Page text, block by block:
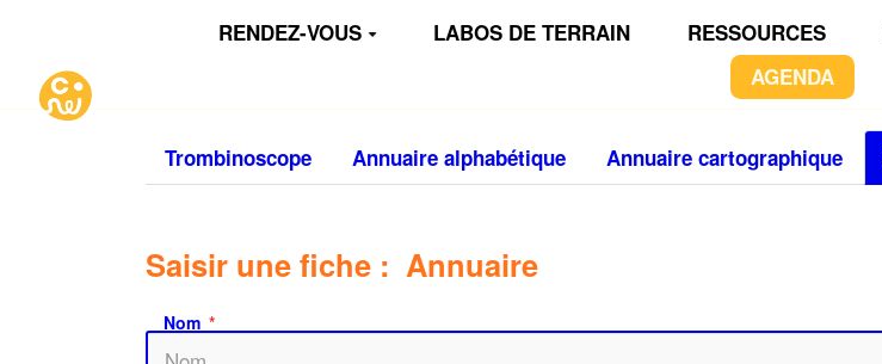
Aller au contenu principalRENDEZ-VOUS LABOS DE TERRAIN RESSOURCES
AGENDA
Trombinoscope Annuaire alphabétique Annuaire cartographique
Saisir une fiche : Annuaire
Nom